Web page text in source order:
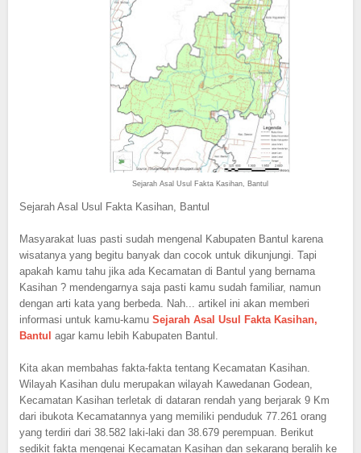
Sejarah Asal Usul Fakta Kasihan, Bantul
Sejarah Asal Usul Fakta Kasihan, Bantul
Masyarakat luas pasti sudah mengenal Kabupaten Bantul karena
wisatanya yang begitu banyak dan cocok untuk dikunjungi. Tapi
apakah kamu tahu jika ada Kecamatan di Bantul yang bernama
Kasihan ? mendengarnya saja pasti kamu sudah familiar, namun
dengan arti kata yang berbeda. Nah... artikel ini akan memberi
informasi untuk kamu-kamu Sejarah Asal Usul Fakta Kasihan,
Bantul agar kamu lebih Kabupaten Bantul.
Kita akan membahas fakta-fakta tentang Kecamatan Kasihan.
Wilayah Kasihan dulu merupakan wilayah Kawedanan Godean,
Kecamatan Kasihan terletak di dataran rendah yang berjarak 9 Km
dari ibukota Kecamatannya yang memiliki penduduk 77.261 orang
yang terdiri dari 38.582 laki-laki dan 38.679 perempuan. Berikut
sedikit fakta mengenai Kecamatan Kasihan dan sekarang beralih ke